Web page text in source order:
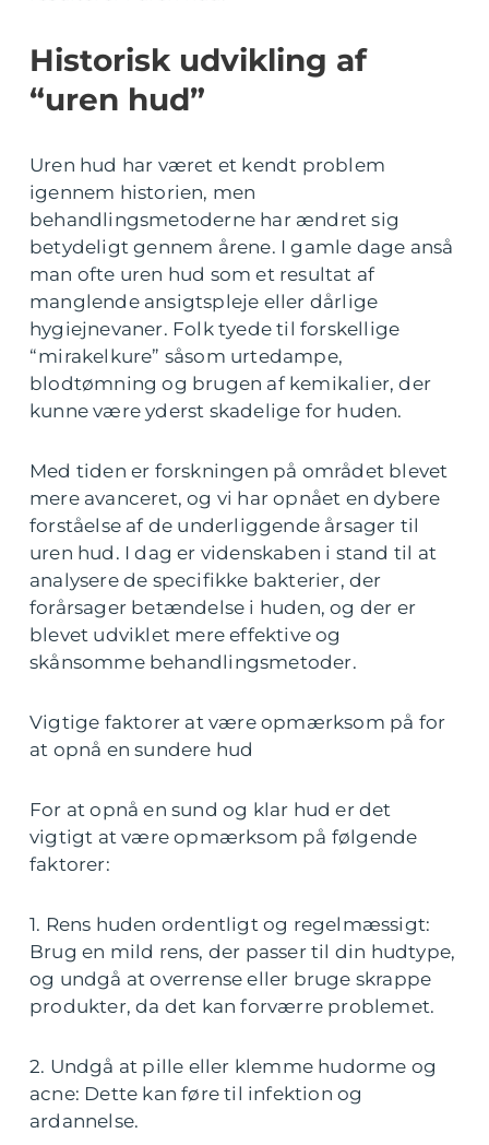
Historisk udvikling af
“uren hud”
Uren hud har været et kendt problem
igennem historien, men
behandlingsmetoderne har ændret sig
betydeligt gennem årene. I gamle dage anså
man ofte uren hud som et resultat af
manglende ansigtspleje eller dårlige
hygiejnevaner. Folk tyede til forskellige
“mirakelkure” såsom urtedampe,
blodtømning og brugen af kemikalier, der
kunne være yderst skadelige for huden.
Med tiden er forskningen på området blevet
mere avanceret, og vi har opnået en dybere
forståelse af de underliggende årsager til
uren hud. I dag er videnskaben i stand til at
analysere de specifikke bakterier, der
forårsager betændelse i huden, og der er
blevet udviklet mere effektive og
skånsomme behandlingsmetoder.
Vigtige faktorer at være opmærksom på for
at opnå en sundere hud
For at opnå en sund og klar hud er det
vigtigt at være opmærksom på følgende
faktorer:
1. Rens huden ordentligt og regelmæssigt:
Brug en mild rens, der passer til din hudtype,
og undgå at overrense eller bruge skrappe
produkter, da det kan forværre problemet.
2. Undgå at pille eller klemme hudorme og
acne: Dette kan føre til infektion og
ardannelse.